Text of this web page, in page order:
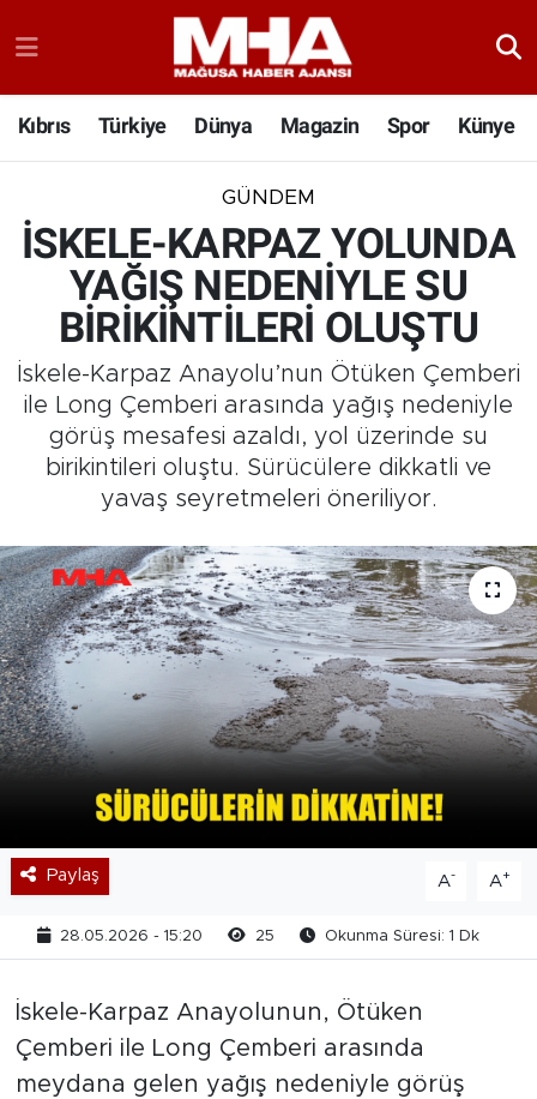
Kıbrıs Türkiye Dünya Magazin Spor Künye
GÜNDEM
İSKELE-KARPAZ YOLUNDA
YAĞIŞ NEDENİYLE SU
BİRİKİNTİLERİ OLUŞTU
İskele-Karpaz Anayolu’nun Ötüken Çemberi
ile Long Çemberi arasında yağış nedeniyle
görüş mesafesi azaldı, yol üzerinde su
birikintileri oluştu. Sürücülere dikkatli ve
yavaş seyretmeleri öneriliyor.
Paylaş A- A+
28.05.2026 - 15:20 25 Okunma Süresi: 1 Dk
İskele-Karpaz Anayolunun, Ötüken
Çemberi ile Long Çemberi arasında
meydana gelen yağış nedeniyle görüş